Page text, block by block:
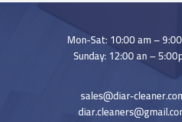
Mon-Sat: 10:00 am –
Sunday: 12:00 an –
sales@diar-